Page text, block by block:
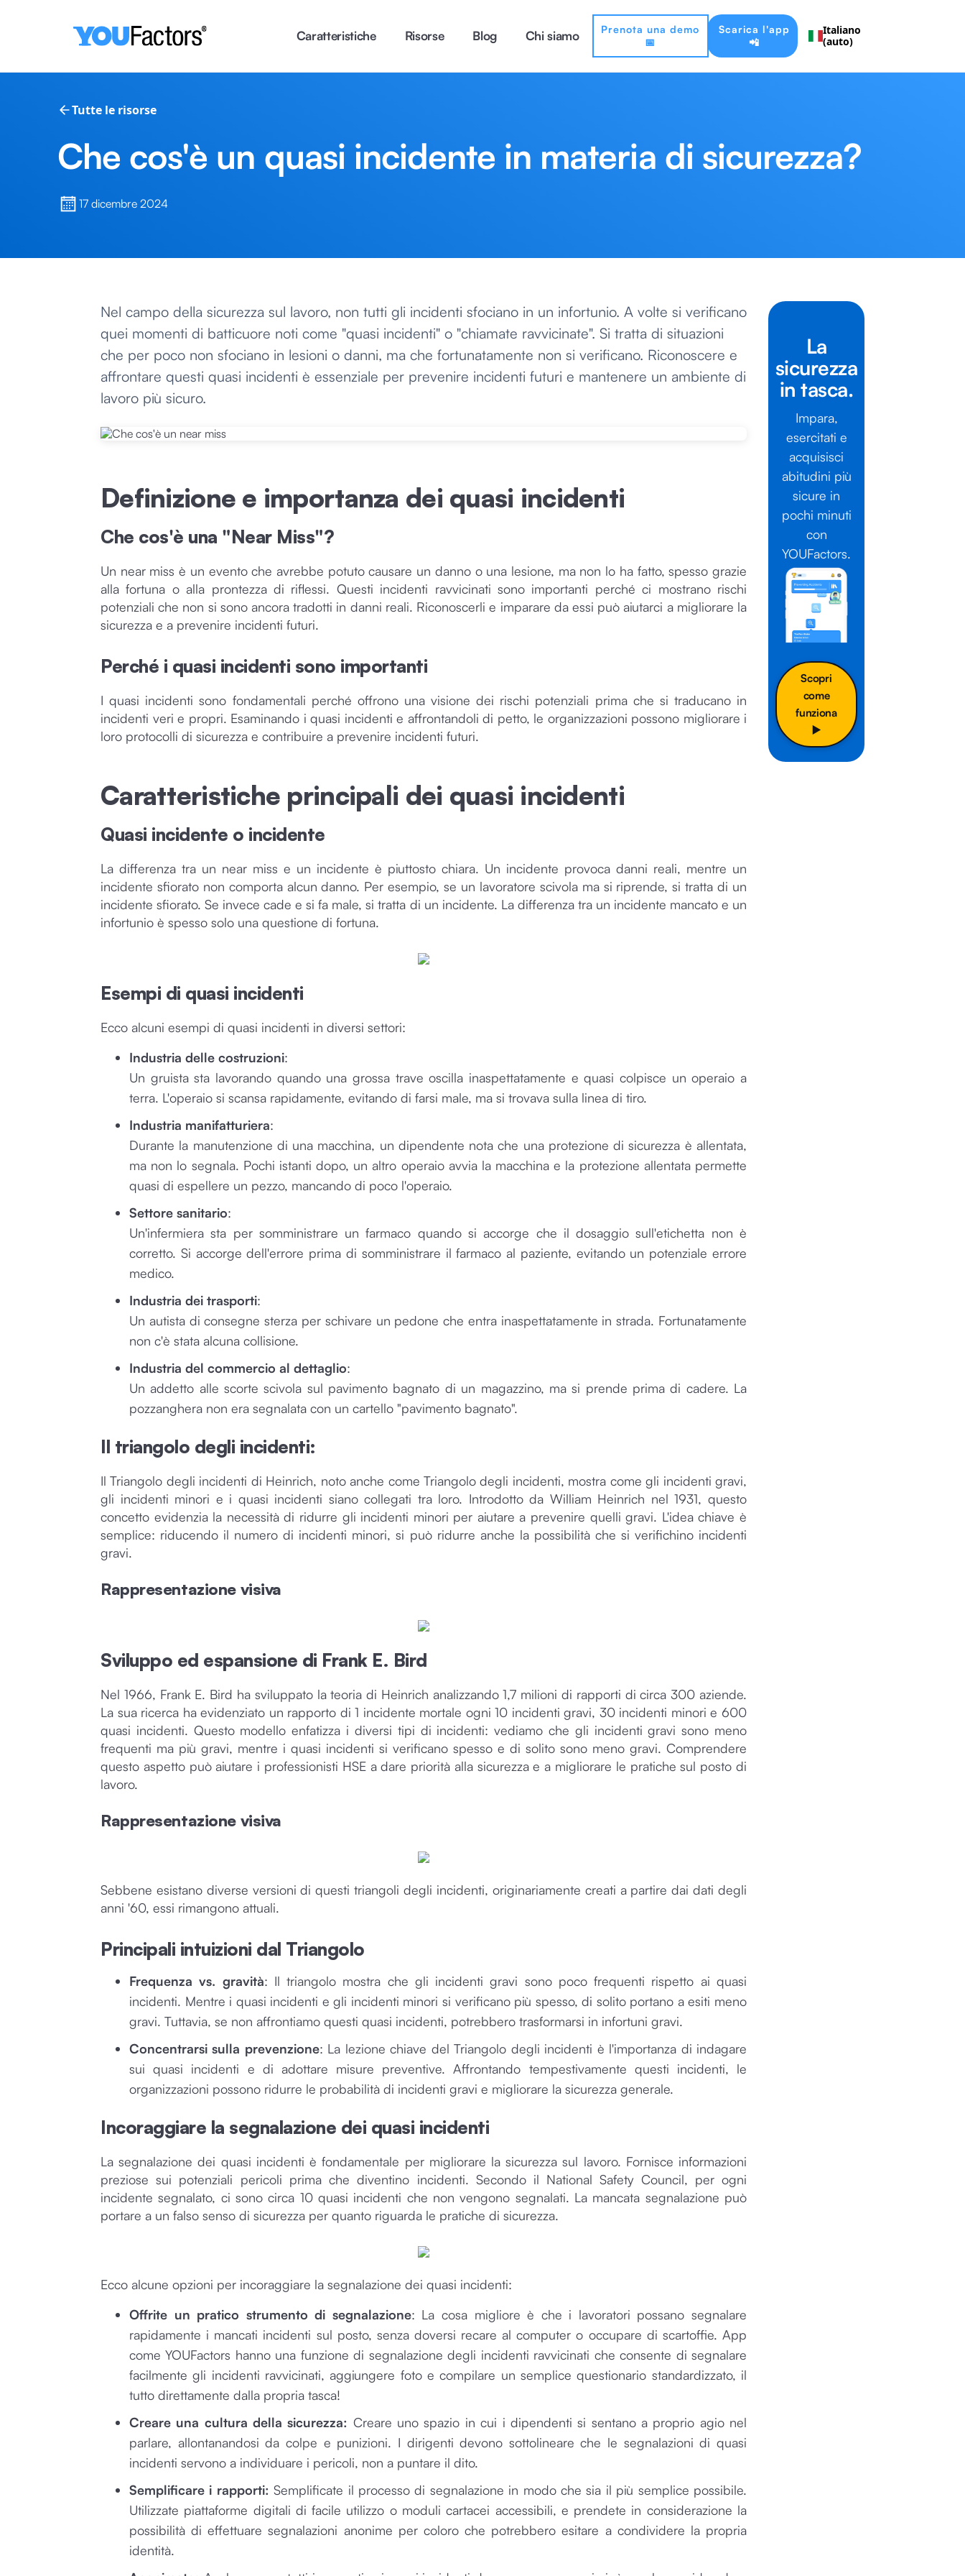
Caratteristiche Risorse Blog Chi siamo
Prenota una demo
📅
Scarica l'app
📲
Italiano
(auto)
Tutte le risorse
Che cos'è un quasi incidente in materia di sicurezza?
17 dicembre 2024
Nel campo della sicurezza sul lavoro, non tutti gli incidenti sfociano in un infortunio. A volte si verificano
quei momenti di batticuore noti come "quasi incidenti" o "chiamate ravvicinate". Si tratta di situazioni
che per poco non sfociano in lesioni o danni, ma che fortunatamente non si verificano. Riconoscere e
affrontare questi quasi incidenti è essenziale per prevenire incidenti futuri e mantenere un ambiente di
lavoro più sicuro.
Definizione e importanza dei quasi incidenti
Che cos'è una "Near Miss"?
Un near miss è un evento che avrebbe potuto causare un danno o una lesione, ma non lo ha fatto, spesso grazie
alla fortuna o alla prontezza di riflessi. Questi incidenti ravvicinati sono importanti perché ci mostrano rischi
potenziali che non si sono ancora tradotti in danni reali. Riconoscerli e imparare da essi può aiutarci a migliorare la
sicurezza e a prevenire incidenti futuri.
Perché i quasi incidenti sono importanti
I quasi incidenti sono fondamentali perché offrono una visione dei rischi potenziali prima che si traducano in
incidenti veri e propri. Esaminando i quasi incidenti e affrontandoli di petto, le organizzazioni possono migliorare i
loro protocolli di sicurezza e contribuire a prevenire incidenti futuri.
Caratteristiche principali dei quasi incidenti
Quasi incidente o incidente
La differenza tra un near miss e un incidente è piuttosto chiara. Un incidente provoca danni reali, mentre un
incidente sfiorato non comporta alcun danno. Per esempio, se un lavoratore scivola ma si riprende, si tratta di un
incidente sfiorato. Se invece cade e si fa male, si tratta di un incidente. La differenza tra un incidente mancato e un
infortunio è spesso solo una questione di fortuna.
Esempi di quasi incidenti
Ecco alcuni esempi di quasi incidenti in diversi settori:
Industria delle costruzioni:
Un gruista sta lavorando quando una grossa trave oscilla inaspettatamente e quasi colpisce un operaio a
terra. L'operaio si scansa rapidamente, evitando di farsi male, ma si trovava sulla linea di tiro.
Industria manifatturiera:
Durante la manutenzione di una macchina, un dipendente nota che una protezione di sicurezza è allentata,
ma non lo segnala. Pochi istanti dopo, un altro operaio avvia la macchina e la protezione allentata permette
quasi di espellere un pezzo, mancando di poco l'operaio.
Settore sanitario:
Un'infermiera sta per somministrare un farmaco quando si accorge che il dosaggio sull'etichetta non è
corretto. Si accorge dell'errore prima di somministrare il farmaco al paziente, evitando un potenziale errore
medico.
Industria dei trasporti:
Un autista di consegne sterza per schivare un pedone che entra inaspettatamente in strada. Fortunatamente
non c'è stata alcuna collisione.
Industria del commercio al dettaglio:
Un addetto alle scorte scivola sul pavimento bagnato di un magazzino, ma si prende prima di cadere. La
pozzanghera non era segnalata con un cartello "pavimento bagnato".
Il triangolo degli incidenti:
Il Triangolo degli incidenti di Heinrich, noto anche come Triangolo degli incidenti, mostra come gli incidenti gravi,
gli incidenti minori e i quasi incidenti siano collegati tra loro. Introdotto da William Heinrich nel 1931, questo
concetto evidenzia la necessità di ridurre gli incidenti minori per aiutare a prevenire quelli gravi. L'idea chiave è
semplice: riducendo il numero di incidenti minori, si può ridurre anche la possibilità che si verifichino incidenti
gravi.
Rappresentazione visiva
Sviluppo ed espansione di Frank E. Bird
Nel 1966, Frank E. Bird ha sviluppato la teoria di Heinrich analizzando 1,7 milioni di rapporti di circa 300 aziende.
La sua ricerca ha evidenziato un rapporto di 1 incidente mortale ogni 10 incidenti gravi, 30 incidenti minori e 600
quasi incidenti. Questo modello enfatizza i diversi tipi di incidenti: vediamo che gli incidenti gravi sono meno
frequenti ma più gravi, mentre i quasi incidenti si verificano spesso e di solito sono meno gravi. Comprendere
questo aspetto può aiutare i professionisti HSE a dare priorità alla sicurezza e a migliorare le pratiche sul posto di
lavoro.
Rappresentazione visiva
Sebbene esistano diverse versioni di questi triangoli degli incidenti, originariamente creati a partire dai dati degli
anni '60, essi rimangono attuali.
Principali intuizioni dal Triangolo
Frequenza vs. gravità: Il triangolo mostra che gli incidenti gravi sono poco frequenti rispetto ai quasi
incidenti. Mentre i quasi incidenti e gli incidenti minori si verificano più spesso, di solito portano a esiti meno
gravi. Tuttavia, se non affrontiamo questi quasi incidenti, potrebbero trasformarsi in infortuni gravi.
Concentrarsi sulla prevenzione: La lezione chiave del Triangolo degli incidenti è l'importanza di indagare
sui quasi incidenti e di adottare misure preventive. Affrontando tempestivamente questi incidenti, le
organizzazioni possono ridurre le probabilità di incidenti gravi e migliorare la sicurezza generale.
Incoraggiare la segnalazione dei quasi incidenti
La segnalazione dei quasi incidenti è fondamentale per migliorare la sicurezza sul lavoro. Fornisce informazioni
preziose sui potenziali pericoli prima che diventino incidenti. Secondo il National Safety Council, per ogni
incidente segnalato, ci sono circa 10 quasi incidenti che non vengono segnalati. La mancata segnalazione può
portare a un falso senso di sicurezza per quanto riguarda le pratiche di sicurezza.
Ecco alcune opzioni per incoraggiare la segnalazione dei quasi incidenti:
Offrite un pratico strumento di segnalazione: La cosa migliore è che i lavoratori possano segnalare
rapidamente i mancati incidenti sul posto, senza doversi recare al computer o occupare di scartoffie. App
come YOUFactors hanno una funzione di segnalazione degli incidenti ravvicinati che consente di segnalare
facilmente gli incidenti ravvicinati, aggiungere foto e compilare un semplice questionario standardizzato, il
tutto direttamente dalla propria tasca!
Creare una cultura della sicurezza: Creare uno spazio in cui i dipendenti si sentano a proprio agio nel
parlare, allontanandosi da colpe e punizioni. I dirigenti devono sottolineare che le segnalazioni di quasi
incidenti servono a individuare i pericoli, non a puntare il dito.
Semplificare i rapporti: Semplificate il processo di segnalazione in modo che sia il più semplice possibile.
Utilizzate piattaforme digitali di facile utilizzo o moduli cartacei accessibili, e prendete in considerazione la
possibilità di effettuare segnalazioni anonime per coloro che potrebbero esitare a condividere la propria
identità.
La
sicurezza
in tasca.
Impara,
esercitati e
acquisisci
abitudini più
sicure in
pochi minuti
con
YOUFactors.
Scopri
come
funziona
▶️